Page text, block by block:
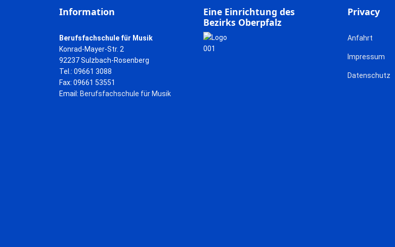
Information
Berufsfachschule für Musik
Konrad-Mayer-Str. 2
92237 Sulzbach-Rosenberg
Tel.: 09661 3088
Fax: 09661 53551
Email: Berufsfachschule für Musik
Eine Einrichtung des
Bezirks Oberpfalz
Privacy
Anfahrt
Impressum
Datenschutz